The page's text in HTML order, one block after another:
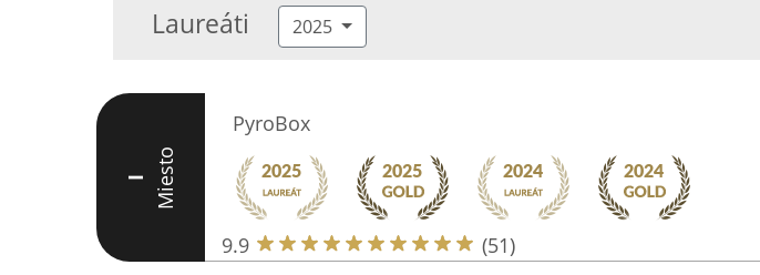
Laureáti 2025
I Miesto
PyroBox
9.9 (51)